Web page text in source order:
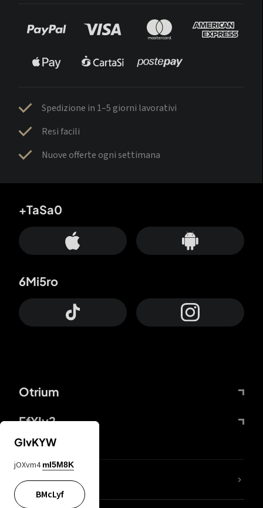
Spedizione in 1–5 giorni lavorativi
Resi facili
Nuove offerte ogni settimana
Otrium
FfYIy2
+TaSa0
6Mi5ro
Lj7sBL
GIvKYW
jOXvm4 mI5M8K
BMcLyf